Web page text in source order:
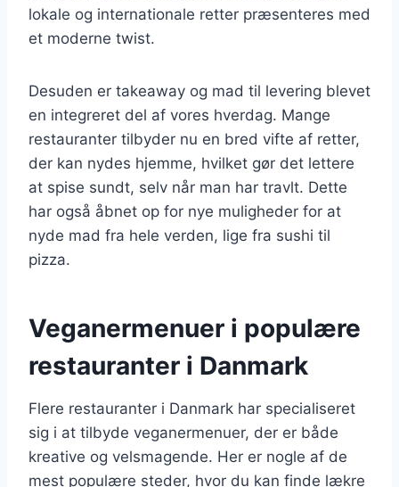
lokale og internationale retter præsenteres med
et moderne twist.
Desuden er takeaway og mad til levering blevet
en integreret del af vores hverdag. Mange
restauranter tilbyder nu en bred vifte af retter,
der kan nydes hjemme, hvilket gør det lettere
at spise sundt, selv når man har travlt. Dette
har også åbnet op for nye muligheder for at
nyde mad fra hele verden, lige fra sushi til
pizza.
Veganermenuer i populære
restauranter i Danmark
Flere restauranter i Danmark har specialiseret
sig i at tilbyde veganermenuer, der er både
kreative og velsmagende. Her er nogle af de
mest populære steder, hvor du kan finde lækre